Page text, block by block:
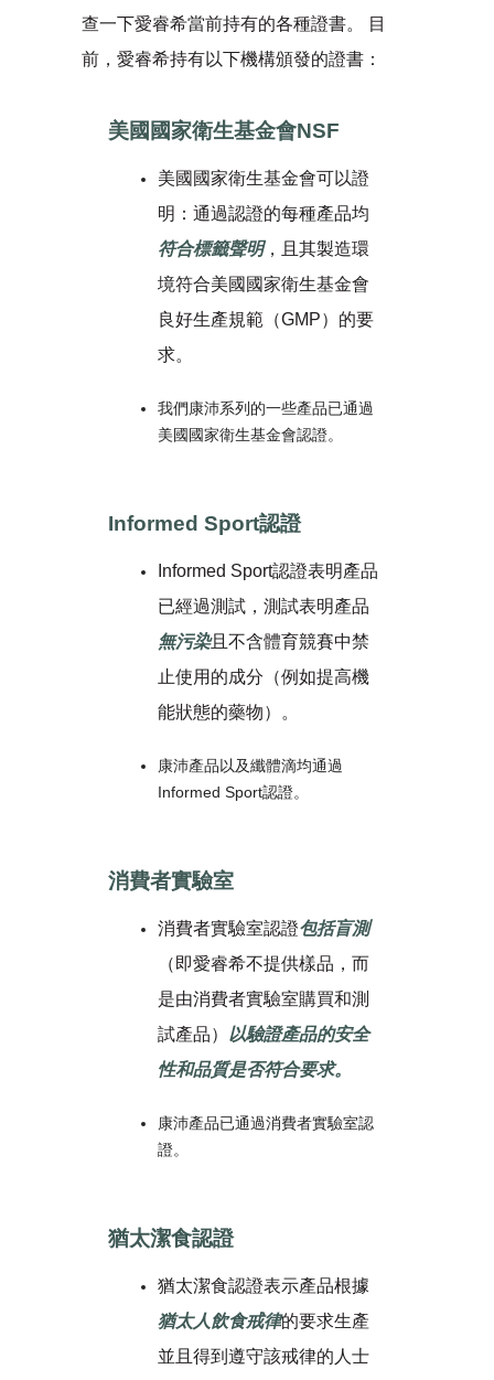
查一下愛睿希當前持有的各種證書。 目
前，愛睿希持有以下機構頒發的證書：
美國國家衛生基金會NSF
美國國家衛生基金會可以證
明：通過認證的每種產品均
符合標籤聲明，且其製造環
境符合美國國家衛生基金會
良好生產規範（GMP）的要
求。
我們康沛系列的一些產品已通過
美國國家衛生基金會認證。
Informed Sport認證
Informed Sport認證表明產品
已經過測試，測試表明產品
無污染且不含體育競賽中禁
止使用的成分（例如提高機
能狀態的藥物）。
康沛產品以及纖體滴均通過
Informed Sport認證。
消費者實驗室
消費者實驗室認證包括盲測
（即愛睿希不提供樣品，而
是由消費者實驗室購買和測
試產品） 以驗證產品的安全
性和品質是否符合要求。
康沛產品已通過消費者實驗室認
證。
猶太潔食認證
猶太潔食認證表示產品根據
猶太人飲食戒律的要求生產
並且得到遵守該戒律的人士